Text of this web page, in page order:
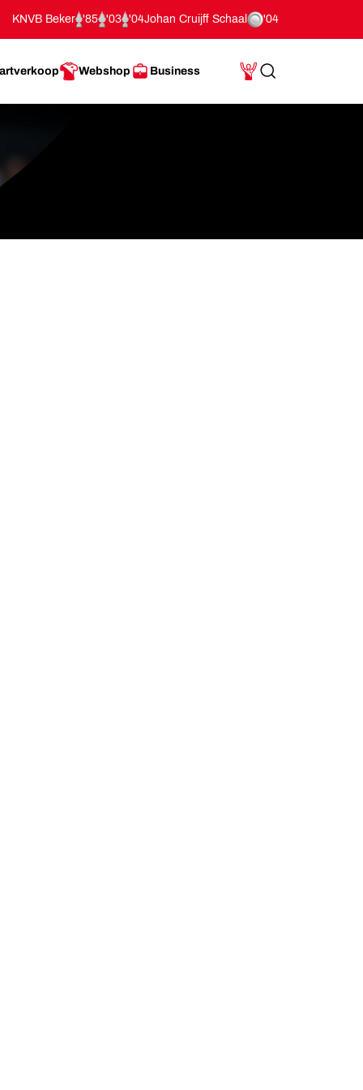
KNVB Beker '85 '03 '04Johan Cruijff Schaal '04
Webshop Business
Mijn Account
Search